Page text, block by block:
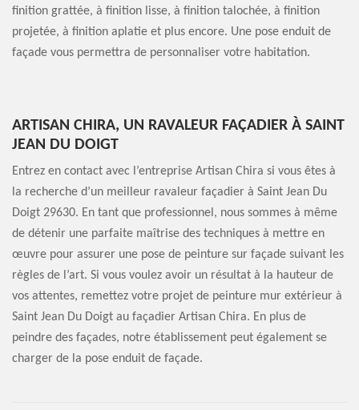
finition grattée, à finition lisse, à finition talochée, à finition
projetée, à finition aplatie et plus encore. Une pose enduit de
façade vous permettra de personnaliser votre habitation.
ARTISAN CHIRA, UN RAVALEUR FAÇADIER À SAINT
JEAN DU DOIGT
Entrez en contact avec l’entreprise Artisan Chira si vous êtes à
la recherche d’un meilleur ravaleur façadier à Saint Jean Du
Doigt 29630. En tant que professionnel, nous sommes à même
de détenir une parfaite maîtrise des techniques à mettre en
œuvre pour assurer une pose de peinture sur façade suivant les
règles de l’art. Si vous voulez avoir un résultat à la hauteur de
vos attentes, remettez votre projet de peinture mur extérieur à
Saint Jean Du Doigt au façadier Artisan Chira. En plus de
peindre des façades, notre établissement peut également se
charger de la pose enduit de façade.